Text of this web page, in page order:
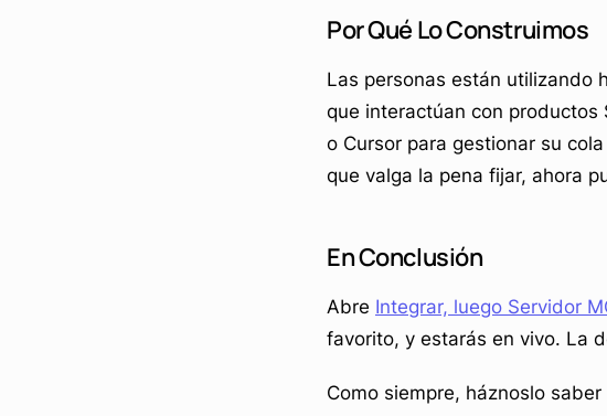
Por Qué Lo Construimos
Las personas están utilizando
que interactúan con productos
o Cursor para gestionar su
que valga la pena fijar, ahora
En Conclusión
Abre Integrar, luego Servidor
favorito, y estarás en vivo. La
Como siempre, háznoslo